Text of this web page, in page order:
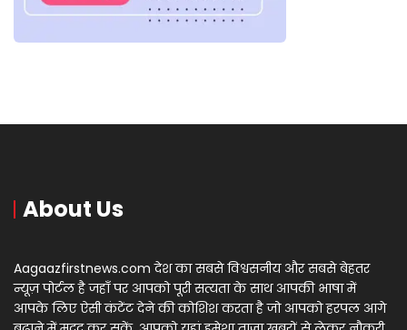
About Us
Aagaazfirstnews.com देश का सबसे विश्वसनीय और सबसे बेहतर
न्यूज़ पोर्टल है जहाँ पर आपको पूरी सत्यता के साथ आपकी भाषा में
आपके लिए ऐसी कंटेंट देने की कोशिश करता है जो आपको हरपल आगे